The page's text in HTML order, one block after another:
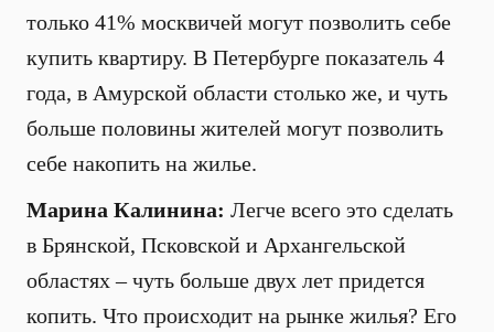
только 41% москвичей могут позволить себе
купить квартиру. В Петербурге показатель 4
года, в Амурской области столько же, и чуть
больше половины жителей могут позволить
себе накопить на жилье.
Марина Калинина: Легче всего это сделать
в Брянской, Псковской и Архангельской
областях – чуть больше двух лет придется
копить. Что происходит на рынке жилья? Его